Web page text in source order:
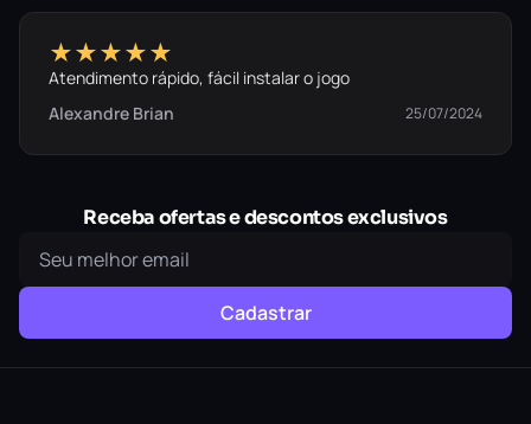
★★★★★
Atendimento rápido, fácil instalar o jogo
Alexandre Brian
25/07/2024
Receba ofertas e descontos exclusivos
Cadastrar